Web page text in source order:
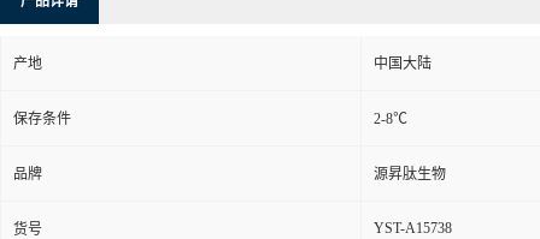
产地 中国大陆
保存条件 2-8℃
品牌 源昇肽生物
货号 YST-A15738